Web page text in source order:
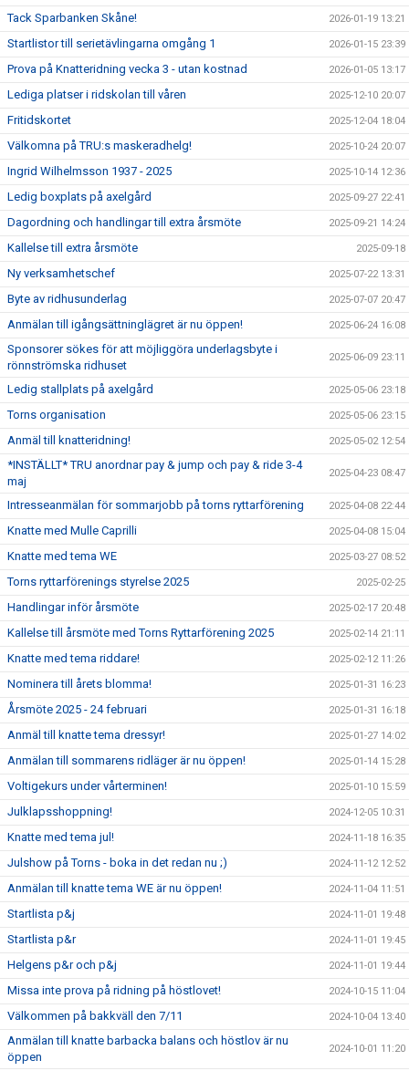
Tack Sparbanken Skåne! 2026-01-19 13:21
Startlistor till serietävlingarna omgång 1 2026-01-15 23:39
Prova på Knatteridning vecka 3 - utan kostnad 2026-01-05 13:17
Lediga platser i ridskolan till våren 2025-12-10 20:07
Fritidskortet 2025-12-04 18:04
Välkomna på TRU:s maskeradhelg! 2025-10-24 20:07
Ingrid Wilhelmsson 1937 - 2025 2025-10-14 12:36
Ledig boxplats på axelgård 2025-09-27 22:41
Dagordning och handlingar till extra årsmöte 2025-09-21 14:24
Kallelse till extra årsmöte 2025-09-18
Ny verksamhetschef 2025-07-22 13:31
Byte av ridhusunderlag 2025-07-07 20:47
Anmälan till igångsättninglägret är nu öppen! 2025-06-24 16:08
Sponsorer sökes för att möjliggöra underlagsbyte i
rönnströmska ridhuset
2025-06-09 23:11
Ledig stallplats på axelgård 2025-05-06 23:18
Torns organisation 2025-05-06 23:15
Anmäl till knatteridning! 2025-05-02 12:54
*INSTÄLLT* TRU anordnar pay & jump och pay & ride 3-4
maj
2025-04-23 08:47
Intresseanmälan för sommarjobb på torns ryttarförening 2025-04-08 22:44
Knatte med Mulle Caprilli 2025-04-08 15:04
Knatte med tema WE 2025-03-27 08:52
Torns ryttarförenings styrelse 2025 2025-02-25
Handlingar inför årsmöte 2025-02-17 20:48
Kallelse till årsmöte med Torns Ryttarförening 2025 2025-02-14 21:11
Knatte med tema riddare! 2025-02-12 11:26
Nominera till årets blomma! 2025-01-31 16:23
Årsmöte 2025 - 24 februari 2025-01-31 16:18
Anmäl till knatte tema dressyr! 2025-01-27 14:02
Anmälan till sommarens ridläger är nu öppen! 2025-01-14 15:28
Voltigekurs under vårterminen! 2025-01-10 15:59
Julklapsshoppning! 2024-12-05 10:31
Knatte med tema jul! 2024-11-18 16:35
Julshow på Torns - boka in det redan nu ;) 2024-11-12 12:52
Anmälan till knatte tema WE är nu öppen! 2024-11-04 11:51
Startlista p&j 2024-11-01 19:48
Startlista p&r 2024-11-01 19:45
Helgens p&r och p&j 2024-11-01 19:44
Missa inte prova på ridning på höstlovet! 2024-10-15 11:04
Välkommen på bakkväll den 7/11 2024-10-04 13:40
Anmälan till knatte barbacka balans och höstlov är nu
öppen
2024-10-01 11:20